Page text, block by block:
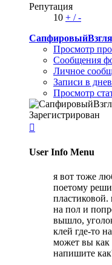
Репутация
10 + /-
Просмотр
Сообщения
Личное
Записи в
Просмотр
Зарегистрирован

User Info Menu
я вот тоже
поетому
пластиковой.
на пол и
вышло,
клей где-то
может вы как
напишите